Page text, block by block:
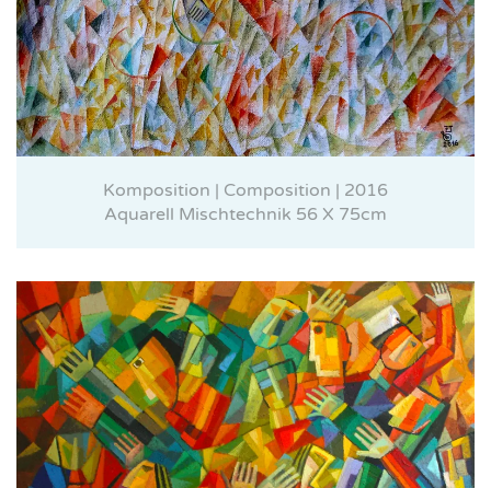
Komposition | Composition | 2016
Aquarell Mischtechnik 56 X 75cm